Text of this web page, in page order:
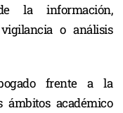
la información,
o análisis
frente a la
académico